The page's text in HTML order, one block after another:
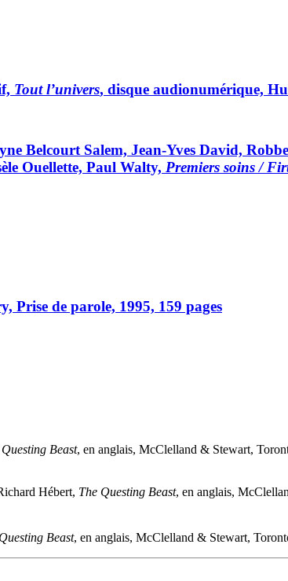
Tout l’univers, disque audionumérique,
Belcourt Salem, Jean-Yves David,
Ouellette, Paul Walty, Premiers soins /
Prise de parole, 1995, 159 pages
Beast, en anglais, McClelland & Stewart,
Hébert, The Questing Beast, en anglais,
Beast, en anglais, McClelland & Stewart,